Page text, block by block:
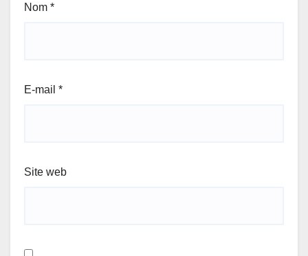
Nom *
E-mail *
Site web